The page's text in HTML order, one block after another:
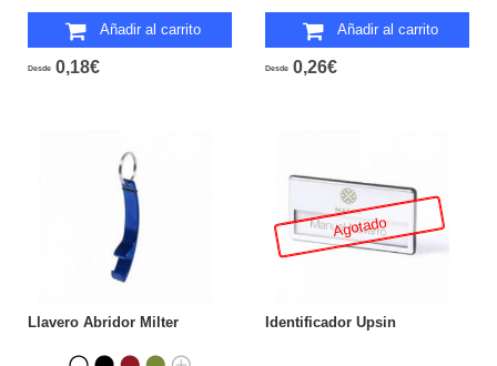
Añadir al carrito
Desde 0,18€
Añadir al carrito
Desde 0,26€
Llavero Abridor Milter
Agotado
Identificador Upsin